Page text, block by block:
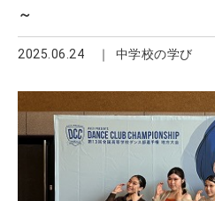
～
2025.06.24 中学校の学び